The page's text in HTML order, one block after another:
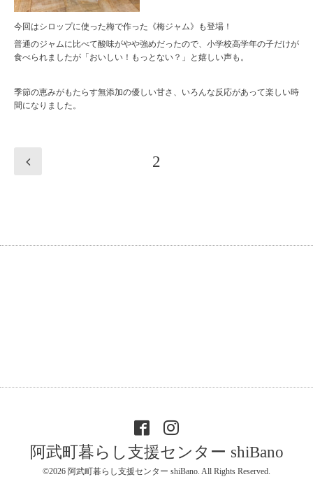
今回はシロップに使った梅で作った《梅ジャム》も登場！
普通のジャムに比べて酸味がやや強めだったので、小学校高学年の子だけが
食べられましたが「おいしい！もっとない？」と嬉しい声も。
季節の恵みがもたらす無添加の優しい甘さ、いろんな反応があって楽しい時
間になりました。
2
阿武町暮らし支援センター shiBano
©2026 阿武町暮らし支援センター shiBano . All Rights Reserved.